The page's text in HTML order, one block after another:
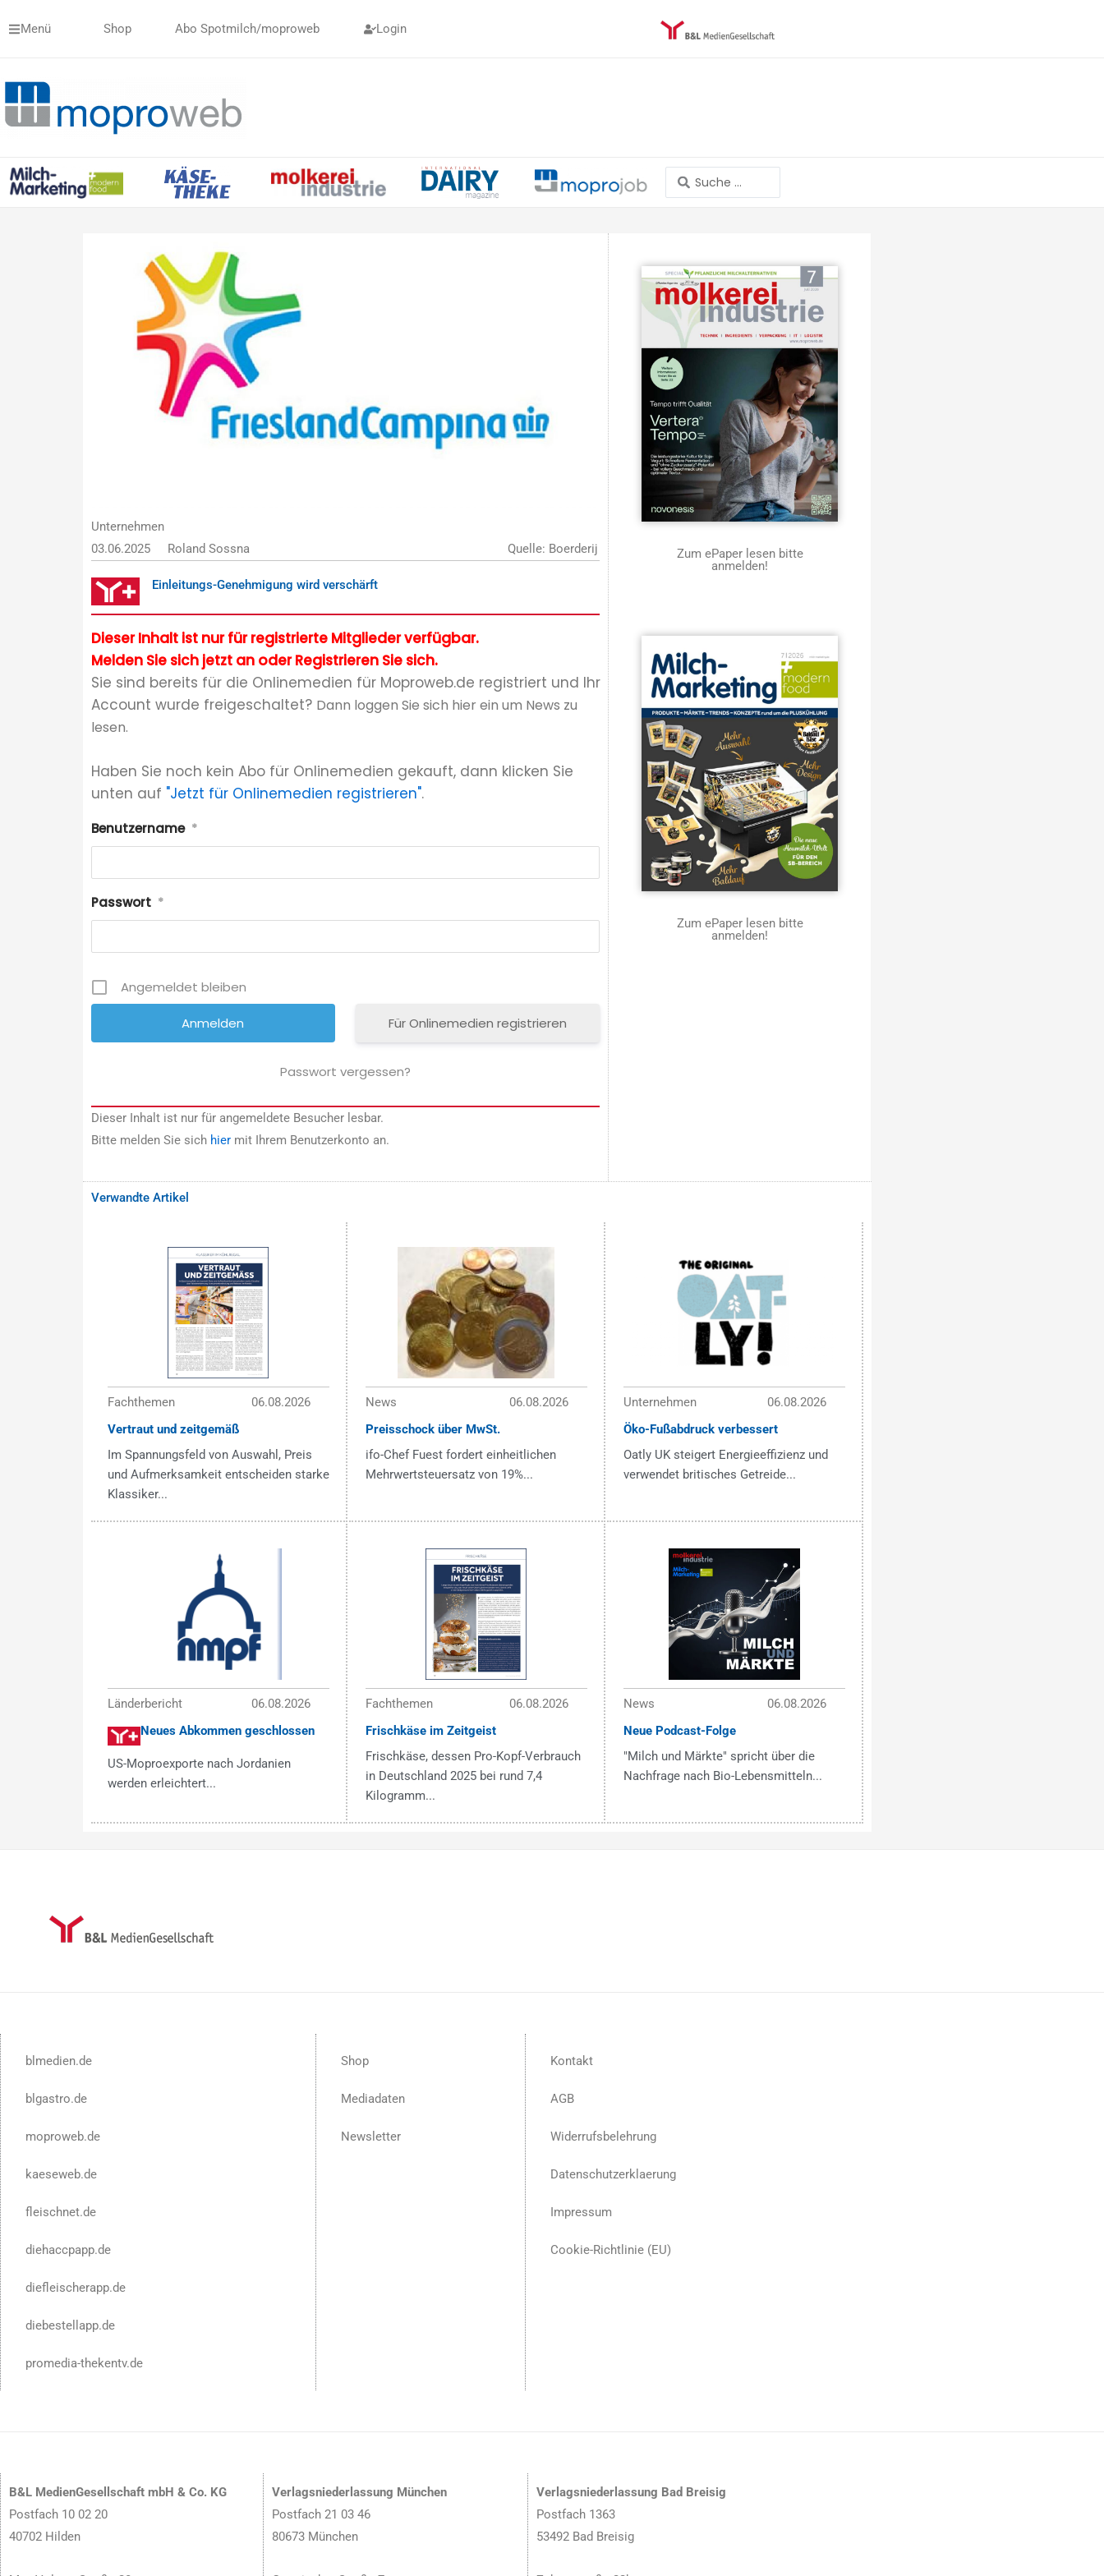
InhaltMenü Shop Abo Spotmilch/moproweb Login
Search
...
Unternehmen
03.06.2025
Roland Sossna Quelle: Boerderij
Einleitungs-Genehmigung wird verschärft
Dieser Inhalt ist nur für registrierte Mitglieder verfügbar.
Melden Sie sich jetzt an oder Registrieren Sie sich.
Sie sind bereits für die Onlinemedien für Moproweb.de registriert und Ihr
Account wurde freigeschaltet? Dann loggen Sie sich hier ein um News zu
lesen.
Haben Sie noch kein Abo für Onlinemedien gekauft, dann klicken Sie
unten auf "Jetzt für Onlinemedien registrieren".
Benutzername *
Passwort *
Angemeldet bleiben
Für Onlinemedien registrieren
Passwort vergessen?
Dieser Inhalt ist nur für angemeldete Besucher lesbar.
Bitte melden Sie sich hiermit Ihrem Benutzerkonto an.
Zum ePaper lesen bitte
anmelden!
Zum ePaper lesen bitte
anmelden!
Verwandte Artikel
Fachthemen
06.08.2026
Vertraut und zeitgemäß
Im Spannungsfeld von Auswahl, Preis
und Aufmerksamkeit entscheiden starke
Klassiker...
News
06.08.2026
Preisschock über MwSt.
ifo-Chef Fuest fordert einheitlichen
Mehrwertsteuersatz von 19%...
Unternehmen
06.08.2026
Öko-Fußabdruck verbessert
Oatly UK steigert Energieeffizienz und
verwendet britisches Getreide...
Länderbericht
06.08.2026
Neues Abkommen geschlossen
US-Moproexporte nach Jordanien
werden erleichtert...
Fachthemen
06.08.2026
Frischkäse im Zeitgeist
Frischkäse, dessen Pro-Kopf-Verbrauch
in Deutschland 2025 bei rund 7,4
Kilogramm...
News
06.08.2026
Neue Podcast-Folge
"Milch und Märkte" spricht über die
Nachfrage nach Bio-Lebensmitteln...
blmedien.de
blgastro.de
moproweb.de
kaeseweb.de
fleischnet.de
diehaccpapp.de
diefleischerapp.de
diebestellapp.de
promedia-thekentv.de
Shop
Mediadaten
Newsletter
Kontakt
AGB
Widerrufsbelehrung
Datenschutzerklaerung
Impressum
Cookie-Richtlinie (EU)
B&L MedienGesellschaft mbH & Co. KG
Postfach 10 02 20
40702 Hilden
Verlagsniederlassung München
Postfach 21 03 46
80673 München
Verlagsniederlassung Bad Breisig
Postfach 1363
53492 Bad Breisig